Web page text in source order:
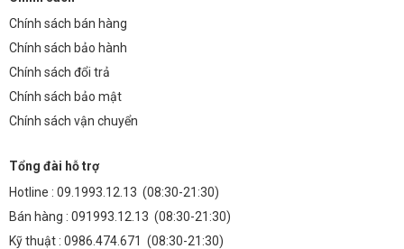
Chính sách bán hàng
Chính sách bảo hành
Chính sách đổi trả
Chính sách bảo mật
Chính sách vận chuyển
Tổng đài hỗ trợ
Hotline : 09.1993.12.13 (08:30-21:30)
Bán hàng : 091993.12.13 (08:30-21:30)
Kỹ thuật : 0986.474.671 (08:30-21:30)